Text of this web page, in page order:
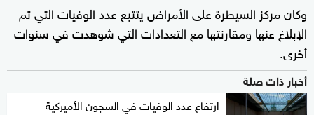
وكان مركز السيطرة على الأمراض يتتبع عدد الوفيات التي تم
الإبلاغ عنها ومقارنتها مع التعدادات التي شوهدت في سنوات
أخرى.
أخبار ذات صلة
ارتفاع عدد الوفيات في السجون الأميركية